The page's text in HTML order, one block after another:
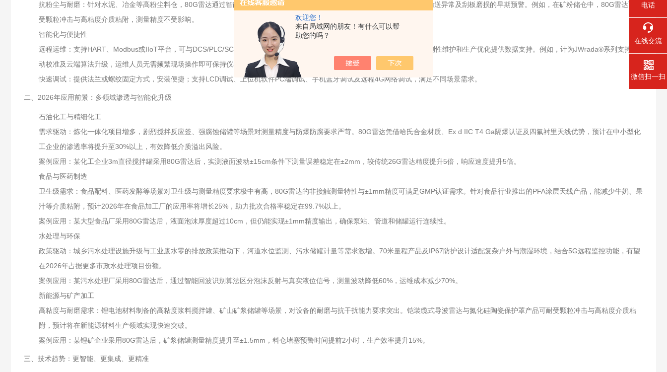
欢迎您！
来自局域网的朋友！有什么可以帮
助您的吗？
抗粉尘与耐磨：针对水泥、冶金等高粉尘料仓，80G雷达通过智能回波识别和窄波束设计，准确输出料位数据，实现料仓堵塞、输送异常及刮板磨损的早期预警。例如，在矿粉储仓中，80G雷达可耐
受颗粒冲击与高粘度介质粘附，测量精度不受影响。
智能化与便捷性
远程运维：支持HART、Modbus或IIoT平台，可与DCS/PLC/SCADA系统无缝集成，提供历史趋势、报警记录及智能分析，为预测性维护和生产优化提供数据支持。例如，计为JWrada®系列支持自
动校准及云端算法升级，运维人员无需频繁现场操作即可保持仪表精度。
快速调试：提供法兰或螺纹固定方式，安装便捷；支持LCD调试、上位机软件PC端调试、手机蓝牙调试及远程4G网络调试，满足不同场景需求。
二、2026年应用前景：多领域渗透与智能化升级
石油化工与精细化工
需求驱动：炼化一体化项目增多，剧烈搅拌反应釜、强腐蚀储罐等场景对测量精度与防爆防腐要求严苛。80G雷达凭借哈氏合金材质、Ex d IIC T4 Ga隔爆认证及四氟衬里天线优势，预计在中小型化
工企业的渗透率将提升至30%以上，有效降低介质溢出风险。
案例应用：某化工企业3m直径搅拌罐采用80G雷达后，实测液面波动±15cm条件下测量误差稳定在±2mm，较传统26G雷达精度提升5倍，响应速度提升5倍。
食品与医药制造
卫生级需求：食品配料、医药发酵等场景对卫生级与测量精度要求极中有高，80G雷达的非接触测量特性与±1mm精度可满足GMP认证需求。针对食品行业推出的PFA涂层天线产品，能减少牛奶、果
汁等介质粘附，预计2026年在食品加工厂的应用率将增长25%，助力批次合格率稳定在99.7%以上。
案例应用：某大型食品厂采用80G雷达后，液面泡沫厚度超过10cm，但仍能实现±1mm精度输出，确保泵站、管道和储罐运行连续性。
水处理与环保
政策驱动：城乡污水处理设施升级与工业废水零的排放政策推动下，河道水位监测、污水储罐计量等需求激增。70米量程产品及IP67防护设计适配复杂户外与潮湿环境，结合5G远程监控功能，有望
在2026年占据更多市政水处理项目份额。
案例应用：某污水处理厂采用80G雷达后，通过智能回波识别算法区分泡沫反射与真实液位信号，测量波动降低60%，运维成本减少70%。
新能源与矿产加工
高粘度与耐磨需求：锂电池材料制备的高粘度浆料搅拌罐、矿山矿浆储罐等场景，对设备的耐磨与抗干扰能力要求突出。铠装缆式导波雷达与氮化硅陶瓷保护罩产品可耐受颗粒冲击与高粘度介质粘
附，预计将在新能源材料生产领域实现快速突破。
案例应用：某锂矿企业采用80G雷达后，矿浆储罐测量精度提升至±1.5mm，料仓堵塞预警时间提前2小时，生产效率提升15%。
三、技术趋势：更智能、更集成、更精准
电话
在线交流
微信扫一扫